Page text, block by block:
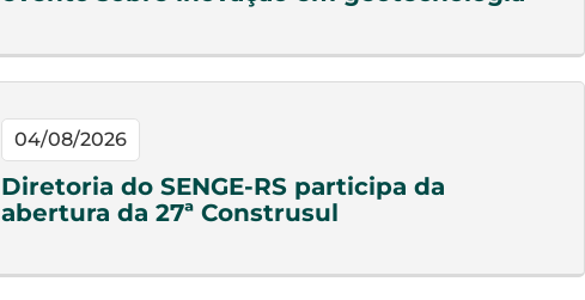
04/08/2026
Diretoria do SENGE-RS participa da
abertura da 27ª Construsul